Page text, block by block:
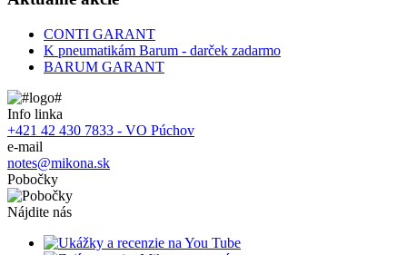
CONTI GARANT
K pneumatikám Barum - darček zadarmo
BARUM GARANT
Info linka
+421 42 430 7833 - VO Púchov
e-mail
notes@mikona.sk
Pobočky
Nájdite nás